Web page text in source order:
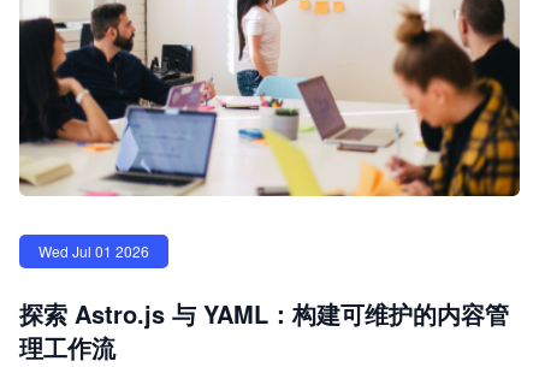
Wed Jul 01 2026
探索 Astro.js 与 YAML：构建可维护的内容管
理工作流